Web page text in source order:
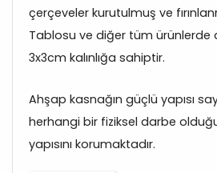
çerçeveler kurutulmuş ve
Tablosu ve diğer tüm ürünlerde
3x3cm kalınlığa sahiptir.
Ahşap kasnağın güçlü yapısı
herhangi bir fiziksel darbe
yapısını korumaktadır.